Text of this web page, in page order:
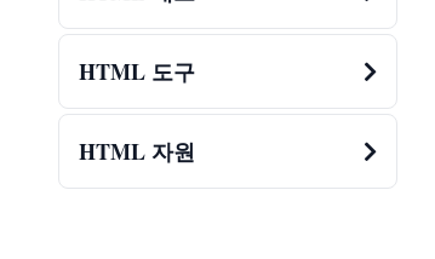
HTML 도구
HTML 자원